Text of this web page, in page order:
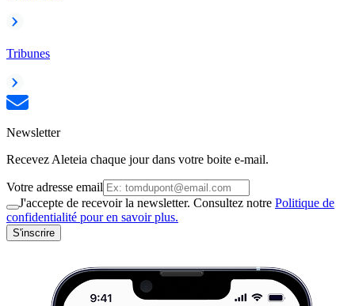
Tribunes
Newsletter
Recevez Aleteia chaque jour dans votre boite e-mail.
Votre adresse email
J'accepte de recevoir la newsletter. Consultez notre Politique de
confidentialité pour en savoir plus.
S'inscrire